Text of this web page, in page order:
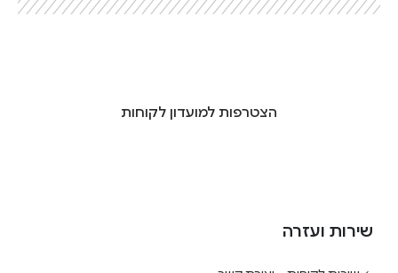
הצטרפות למועדון לקוחות
שירות ועזרה